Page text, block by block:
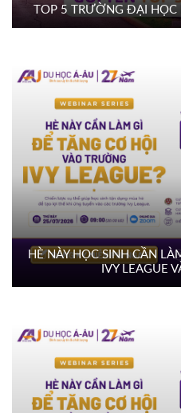
TOP 5 TRƯỜNG ĐẠI
HÈ NÀY HỌC SINH CẦN
IVY LEAGUE